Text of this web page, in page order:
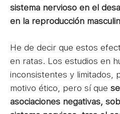
sistema nervioso en el
en la reproducción
He de decir que estos
en ratas. Los estudios en
inconsistentes y limitados,
motivo ético, pero sí que
asociaciones negativas,